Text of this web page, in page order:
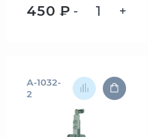
450 ₽ - +
A-1032-
2